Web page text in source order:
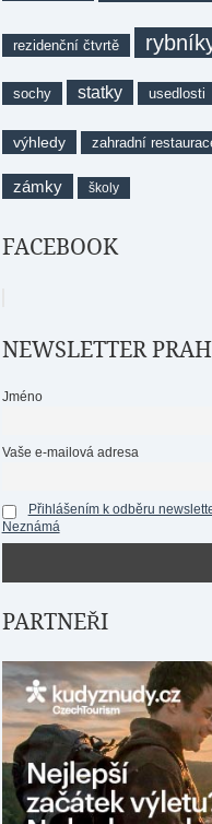
rezidenční čtvrtě
sochy statky usedlosti
výhledy zahradní
zámky školy
FACEBOOK
NEWSLETTER
Jméno
Vaše e-mailová adresa
Přihlášením k odběru
Neznámá
PARTNEŘI